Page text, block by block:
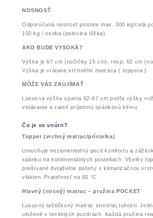
NOSNOSŤ:
Odporúčaná nosnosť postele max. 300 kg/celá
150 kg / osoba (polovica lôžka).
AKO BUDE VYSOKÁ?
Výška je 67 cm (nožičky 15 cm), resp. 62 cm
Výška je vrátane vrchného matraca ( toppera ).
MÔŽE VÁS ZAUJÍMAŤ
Luxusná výška spania 62-67 cm podľa výšky
vstávanie a zaistí príjemnú spánkovú klímu.
Čo je vo vnútri?
Topper (vrchný matrac/prístelka)
Umocňuje nezameniteľný pocit komfortu a
spánku na kontinentálnych posteliach. Všetky
prešívané dvojdielne poťahy s klimatizačnou
vlákien. Prateľnosť na 60 °C.
Hlavný (nosný) matrac – pružina POCKET
Luxusný taštičkový matrac strednej tuhosti.
uložené v textilných puzdrách. Každá pružina